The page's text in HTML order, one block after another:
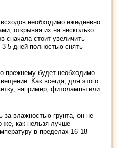
необходимо ежедневно
открывая их на несколько
сначала стоит увеличить
5 дней полностью снять
прежнему будет необходимо
Как всегда, для этого
например, фитолампы или
за влажностью грунта, он не
же, как нельзя лучше
в пределах 16-18